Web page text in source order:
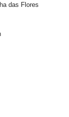
das Flores